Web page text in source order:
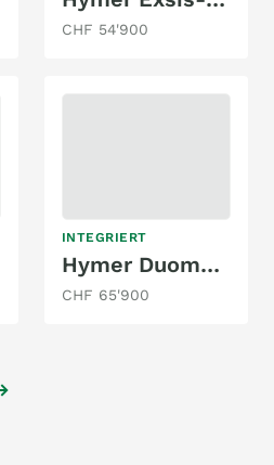
CHF 54'900
INTEGRIERT
Hymer Duomobil B534DL
CHF 65'900